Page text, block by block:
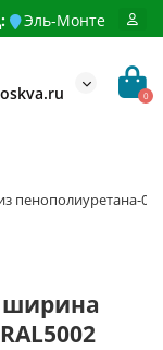
Эль-Монте
0
пенополиуретана-
ширина